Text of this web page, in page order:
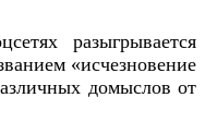
разыгрывается
«исчезновение
домыслов от